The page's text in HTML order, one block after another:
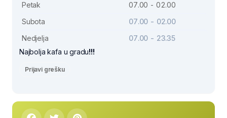
Petak
07.00 - 02.00
Subota
07.00 - 02.00
Nedjelja
07.00 - 23.35
Najbolja kafa u gradu!!!
Prijavi grešku